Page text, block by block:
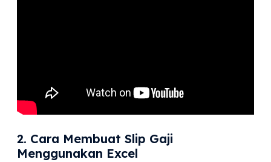
2. Cara Membuat Slip Gaji
Menggunakan Excel